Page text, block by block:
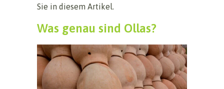
Sie in diesem Artikel.
Was genau sind Ollas?